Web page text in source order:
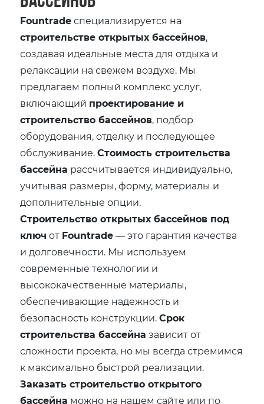
Fountradeспециализируется на
строительстве открытых бассейнов,
создавая идеальные места для отдыха и
релаксации на свежем воздухе. Мы
предлагаем полный комплекс услуг,
включающий проектирование и
строительство бассейнов, подбор
оборудования, отделку и последующее
обслуживание.Стоимость строительства
бассейна рассчитывается индивидуально,
учитывая размеры, форму, материалы и
дополнительные опции.
Строительство открытых бассейнов под
ключ от Fountrade— это гарантия качества
и долговечности. Мы используем
современные технологии и
высококачественные материалы,
обеспечивающие надежность и
безопасность конструкции.Срок
строительства бассейна зависит от
сложности проекта, но мы всегда стремимся
к максимально быстрой реализации.
Заказать строительство открытого
бассейна можно на нашем сайте или по